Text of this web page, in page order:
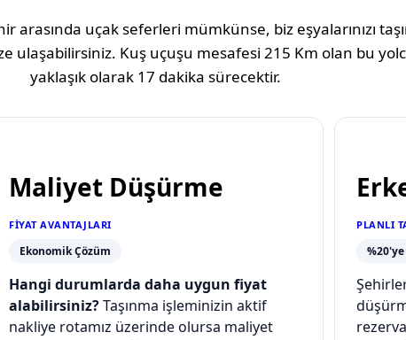
arasında uçak seferleri mümkünse, biz eşyalarınızı
ulaşabilirsiniz. Kuş uçuşu mesafesi 215 Km olan bu
yaklaşık olarak 17 dakika sürecektir.
Maliyet Düşürme
FIYAT AVANTAJLARI
Ekonomik Çözüm
Hangi durumlarda daha uygun fiyat
alabilirsiniz?Taşınma işleminizin aktif
nakliye rotamız üzerinde olursa maliyet
PLANLI